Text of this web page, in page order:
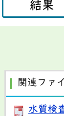
結果
関連ファ
水質検